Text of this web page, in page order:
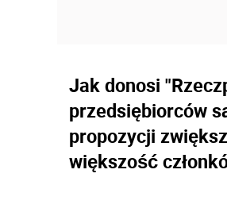
Jak donosi
przedsiębiorców
propozycji
większość